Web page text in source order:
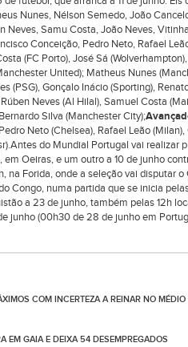
Nunes, Nélson Semedo, João
Neves, Samu Costa, João Neves,
Conceição, Pedro Neto, Rafael
(FC Porto), José Sá
United); Matheus Nunes
(PSG), Gonçalo Inácio (Sporting),
Neves (Al Hilal), Samuel Costa
Silva (Manchester City);
Neto (Chelsea), Rafael Leão
do Mundial Portugal vai
Oeiras, e um outro a 10 de junho
na Forida, onde a seleção vai disputar
Congo, numa partida que se inicia
a 23 de junho, também pelas 12h
junho (00h30 de 28 de junho em
COM INCERTEZA A REINAR NO
EM GAIA E DEIXA 54 DESEMPREGADOS